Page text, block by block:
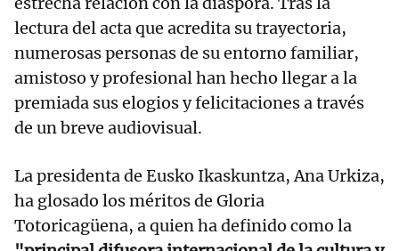
lectura del acta que acredita su trayectoria,
numerosas personas de su entorno familiar,
amistoso y profesional han hecho llegar a la
premiada sus elogios y felicitaciones a través
de un breve audiovisual.
La presidenta de Eusko Ikaskuntza, Ana Urkiza,
ha glosado los méritos de Gloria
Totoricagüena, a quien ha definido como la